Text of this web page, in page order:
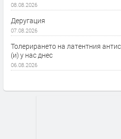
08.08.2026
Деругация
07.08.2026
Толерирането на латентния
(и) у нас днес
06.08.2026